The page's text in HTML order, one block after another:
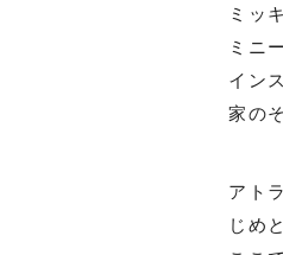
ミッ
ミニ
イン
家の
アト
じめ